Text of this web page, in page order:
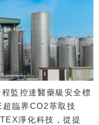
監控達醫藥級安全標
臨界CO2萃取技
淨化科技，從提